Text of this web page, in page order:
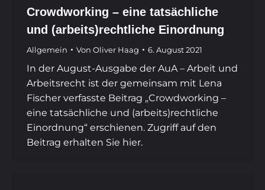
Crowdworking – eine tatsächliche
und (arbeits)rechtliche Einordnung
Allgemein Von Oliver Haag 6. August 2021
In der August-Ausgabe der AuA – Arbeit und
Arbeitsrecht ist der gemeinsam mit Lena
Fischer verfasste Beitrag „Crowdworking –
eine tatsächliche und (arbeits)rechtliche
Einordnung“ erschienen. Zugriff auf den
Beitrag erhalten Sie hier.